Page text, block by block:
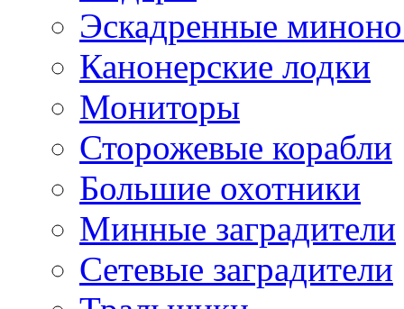
Эскадренные
Канонерские лодки
Мониторы
Сторожевые корабли
Большие охотники
Минные заградители
Сетевые заградители